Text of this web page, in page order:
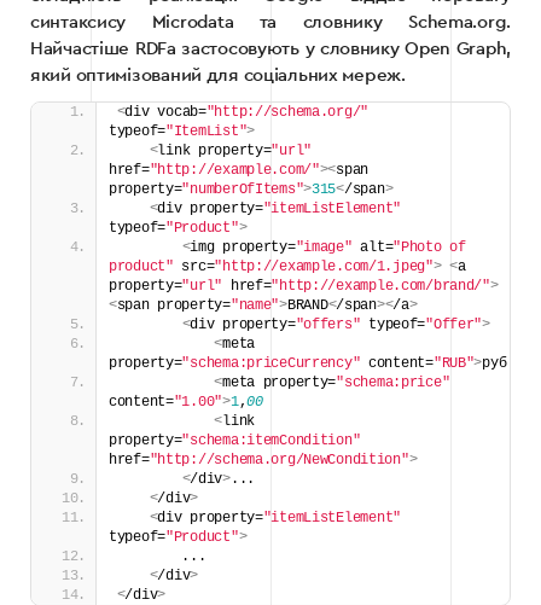
синтаксису Microdata та словнику Schema.org.
Найчастіше RDFa застосовують у словнику Open Graph,
який оптимізований для соціальних мереж.
<div vocab="http://schema.org/"
typeof="ItemList">
<link property="url"
href="http://example.com/"><span
property="numberOfItems">315</span>
<div property="itemListElement"
typeof="Product">
<img property="image" alt="Photo of
product" src="http://example.com/1.jpeg"> <a
property="url" href="http://example.com/brand/">
<span property="name">BRAND</span></a>
<div property="offers" typeof="Offer">
<meta
property="schema:priceCurrency" content="RUB">руб
<meta property="schema:price"
content="1.00">1,00
<link
property="schema:itemCondition"
href="http://schema.org/NewCondition">
</div>...
</div>
<div property="itemListElement"
typeof="Product">
        ...
</div>
</div>